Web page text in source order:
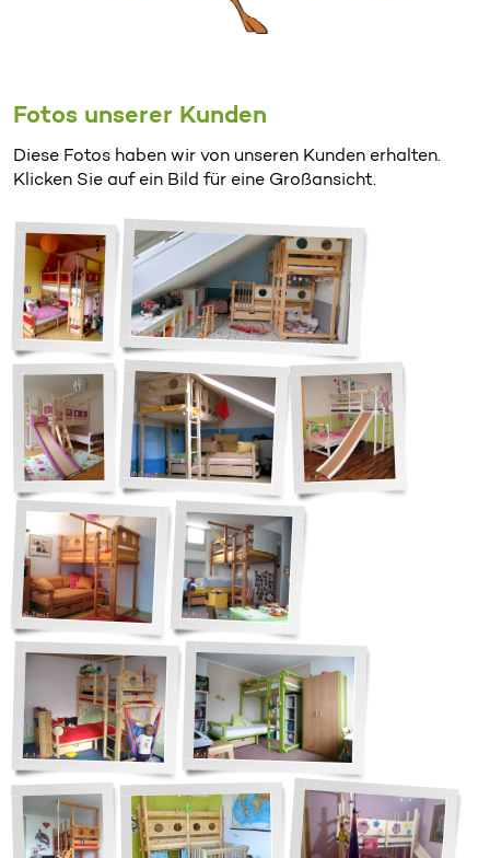
Fotos unserer Kunden
Diese Fotos haben wir von unseren Kunden erhalten.
Klicken Sie auf ein Bild für eine Großansicht.